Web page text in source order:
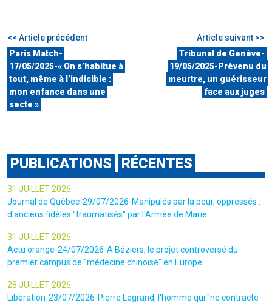
<< Article précédent
Paris Match-
17/05/2025-« On s’habitue à
tout, même à l’indicible :
mon enfance dans une
secte »
Article suivant >>
Tribunal de Genève-
19/05/2025-Prévenu du
meurtre, un guérisseur
face aux juges
PUBLICATIONS RÉCENTES
31 JUILLET 2026
Journal de Québec-29/07/2026-Manipulés par la peur, oppressés :
d'anciens fidèles "traumatisés" par l'Armée de Marie
31 JUILLET 2026
Actu orange-24/07/2026-A Béziers, le projet controversé du
premier campus de "médecine chinoise" en Europe
28 JUILLET 2026
Libération-23/07/2026-Pierre Legrand, l'homme qui "ne contracte